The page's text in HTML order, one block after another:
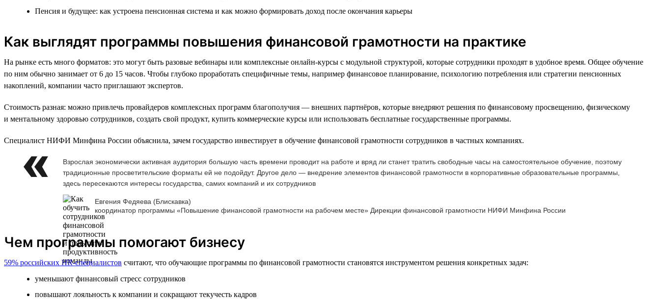
Пенсия и будущее: как устроена пенсионная система и как можно формировать доход после окончания карьеры
Как выглядят программы повышения финансовой грамотности на практике
На рынке есть много форматов: это могут быть разовые вебинары или комплексные онлайн-курсы с модульной структурой, которые сотрудники проходят в удобное время. Общее обучение
по ним обычно занимает от 6 до 15 часов. Чтобы глубоко проработать специфичные темы, например финансовое планирование, психологию потребления или стратегии пенсионных
накоплений, компании часто приглашают экспертов.
Стоимость разная: можно привлечь провайдеров комплексных программ благополучия — внешних партнёров, которые внедряют решения по финансовому просвещению, физическому
и ментальному здоровью сотрудников, создать свой продукт, купить коммерческие курсы или использовать бесплатные государственные программы.
Специалист НИФИ Минфина России объяснила, зачем государство инвестирует в обучение финансовой грамотности сотрудников в частных компаниях.
Взрослая экономически активная аудитория большую часть времени проводит на работе и вряд ли станет тратить свободные часы на самостоятельное обучение, поэтому
традиционные просветительские форматы ей не подойдут. Другое дело — внедрение элементов финансовой грамотности в корпоративные образовательные программы,
здесь пересекаются интересы государства, самих компаний и их сотрудников
Евгения Федяева (Блискавка)
координатор программы «Повышение финансовой грамотности на рабочем месте» Дирекции финансовой грамотности НИФИ Минфина России
Чем программы помогают бизнесу
59% российских HR-специалистов считают, что обучающие программы по финансовой грамотности становятся инструментом решения конкретных задач:
уменьшают финансовый стресс сотрудников
повышают лояльность к компании и сокращают текучесть кадров